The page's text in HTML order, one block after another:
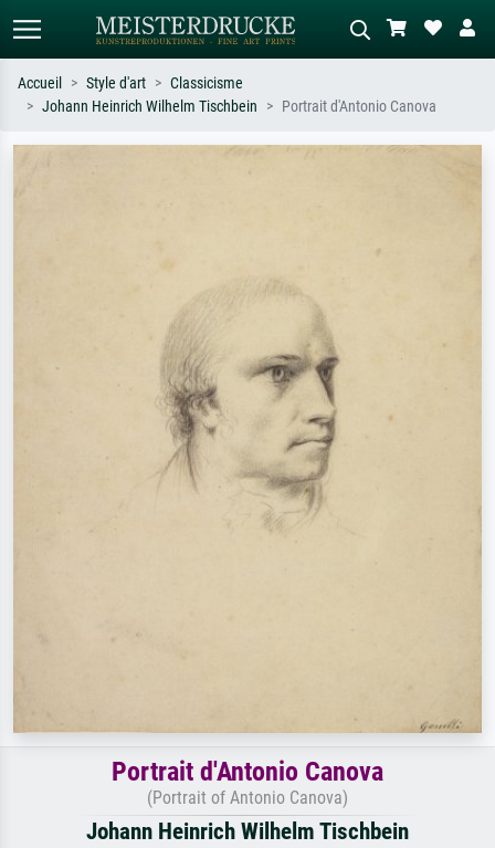
impressionnisme, vague de Hokusai,
Accueil Style d'art
Classicisme
Johann Heinrich Wilhelm Tischbein
Portrait d'Antonio Canova
Portrait d'Antonio Canova
(Portrait of Antonio Canova)
Johann Heinrich Wilhelm Tischbein